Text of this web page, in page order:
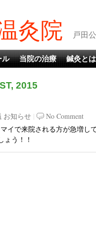
灸院 戸田
ル 当院の治療 鍼灸とは
2015
お知らせ |
No Comment
イで来院される方が急増し
ょう！！